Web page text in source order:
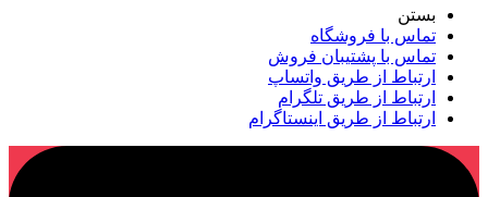
بستن
تماس با فروشگاه
تماس با پشتیبان فروش
ارتباط از طریق واتساپ
ارتباط از طریق تلگرام
ارتباط از طریق اینستاگرام